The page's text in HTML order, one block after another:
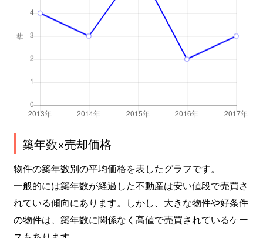
築年数×売却価格
物件の築年数別の平均価格を表したグラフです。
一般的には築年数が経過した不動産は安い値段で売買さ
れている傾向にあります。しかし、大きな物件や好条件
の物件は、築年数に関係なく高値で売買されているケー